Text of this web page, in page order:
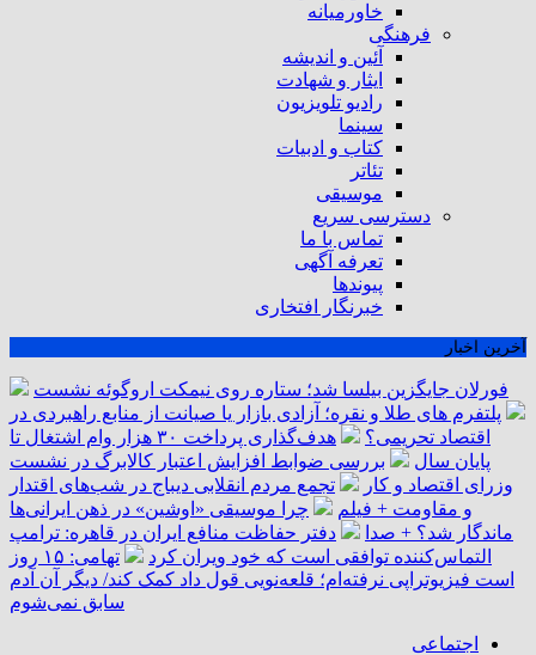
خاورمیانه
فرهنگی
آئین و اندیشه
ایثار و شهادت
رادیو تلویزیون
سینما
کتاب و ادبیات
تئاتر
موسیقی
دسترسی سریع
تماس با ما
تعرفه آگهی
پیوندها
خبرنگار افتخاری
آخرین اخبار
فورلان جایگزین بیلسا شد؛ ستاره روی نیمکت اروگوئه نشست
پلتفرم ‌های طلا و نقره؛ آزادی بازار یا صیانت از منابع راهبردی در
اقتصاد تحریمی؟
هدف‌گذاری پرداخت ۳۰ هزار وام اشتغال تا
پایان سال
بررسی ضوابط افزایش اعتبار کالابرگ در نشست
وزرای اقتصاد و کار
تجمع مردم انقلابی دیباج در شب‌های اقتدار
و مقاومت + فیلم
چرا موسیقی «اوشین» در ذهن ایرانی‌ها
ماندگار شد؟ + صدا
دفتر حفاظت منافع ایران در قاهره: ترامپ
التماس‌کننده توافقی است که خود ویران کرد
تهامی: ۱۵ روز
است فیزیوتراپی نرفته‌ام؛ قلعه‌نویی قول داد کمک کند/ دیگر آن آدم
سابق نمی‌شوم
اجتماعی